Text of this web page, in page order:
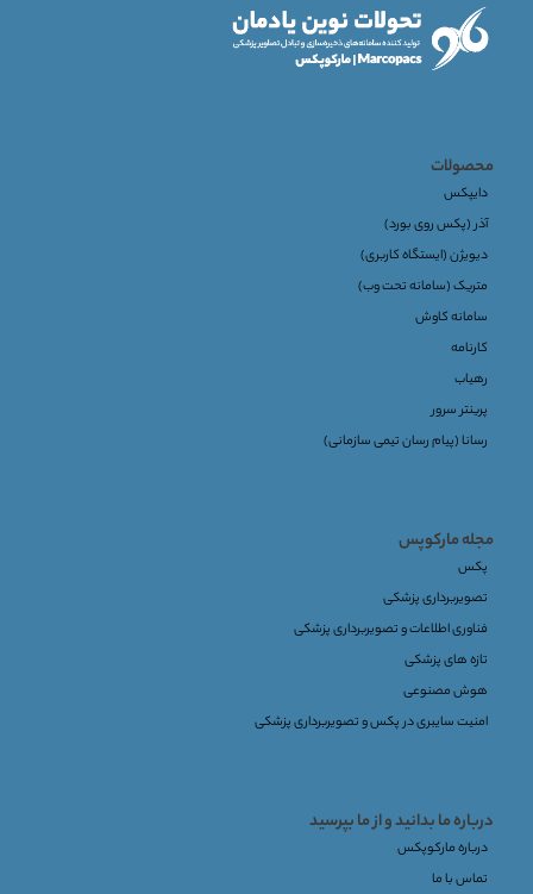
محصولات
دایپکس
آذر (پکس روی بورد)
دیویژن (ایستگاه کاربری)
متریک (سامانه تحت وب)
سامانه کاوش
کارنامه
رهیاب
پرینتر سرور
رسانا (پیام رسان تیمی سازمانی)
مجله مارکوپس
پکس
تصویربرداری پزشکی
فناوری اطلاعات و تصویربرداری پزشکی
تازه های پزشکی
هوش مصنوعی
امنیت سایبری در پکس و تصویربرداری پزشکی
درباره ما بدانید و از ما بپرسید
درباره مارکوپکس
تماس با ما